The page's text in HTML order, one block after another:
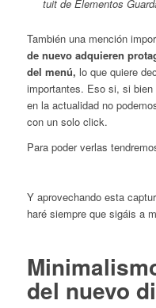
tuit de Elementos
También una mención
de nuevo adquieren
del menú, lo que quiere
importantes. Eso si, si
en la actualidad no
con un solo click.
Para poder verlas
Y aprovechando esta
haré siempre que sigáis a
del nuevo